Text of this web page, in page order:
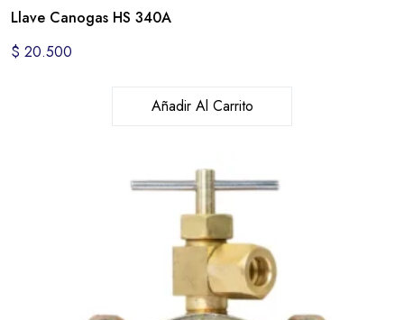
Llave Canogas HS 340A
$ 20.500
Añadir Al Carrito